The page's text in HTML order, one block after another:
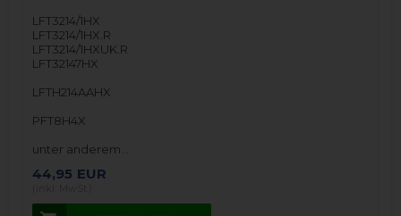
LFT3214/1HX
LFT3214/1HX.R
LFT3214/1HXUK.R
LFT32147HX
LFTH214AAHX
PFT8H4X
unter anderem…
44,95 EUR